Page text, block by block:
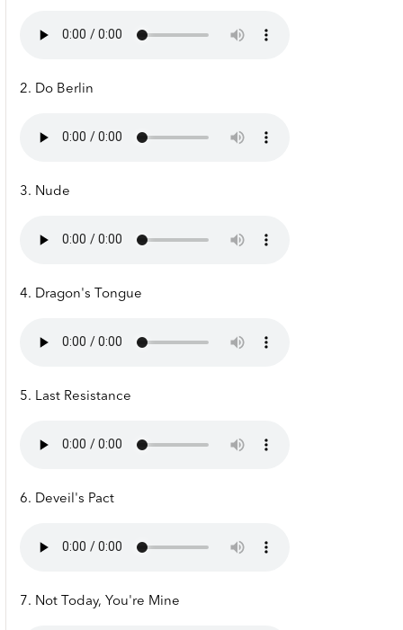
2. Do Berlin
3. Nude
4. Dragon's Tongue
5. Last Resistance
6. Deveil's Pact
7. Not Today, You're Mine